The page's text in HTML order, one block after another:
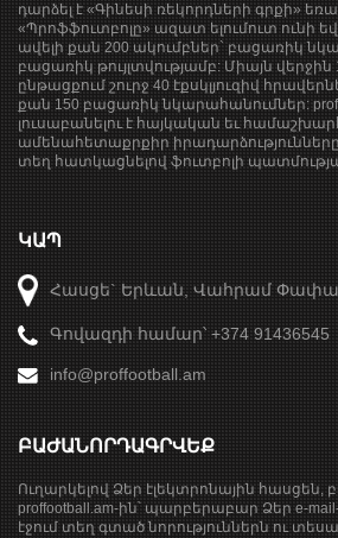
դարձել է «Գինեսի ռեկորդների գրքի»
«Պրոֆֆուտբոլը» ազատ ելումուտ ունի
ավելի քան 200 ակումբներ` բացառիկ
բացառիկ թույլտվությամբ: Միայն
ընթացքում շուրջ 40 էքսկլյուզիվ
քան 150 բացառիկ նկարահանումներ:
լուսաբանելու է հայկական եւ
ամենահետաքրքիր
տեղ հատկացնելով ֆուտբոլի
ԿԱՊ
Հասցե` Երևան, Վահրամ
Գովազդի համար՝ +374 91436545
info@proffootball.am
ԲԱԺԱՆՈՐԴԱԳՐՎԵՔ
Ուղարկելով Ձեր էլեկտրոնային
proffootball.am-ին՝ պարբերաբար Ձեր e-
էջում տեղ գտած նորություններն ու